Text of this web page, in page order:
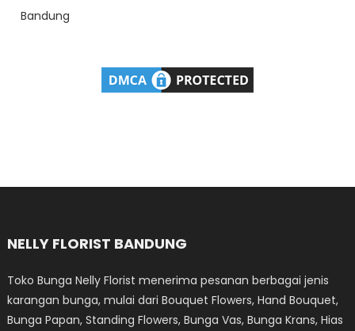
Bandung
NELLY FLORIST BANDUNG
Toko Bunga Nelly Florist menerima pesanan berbagai jenis
karangan bunga, mulai dari Bouquet Flowers, Hand Bouquet,
Bunga Papan, Standing Flowers, Bunga Vas, Bunga Krans, Hias